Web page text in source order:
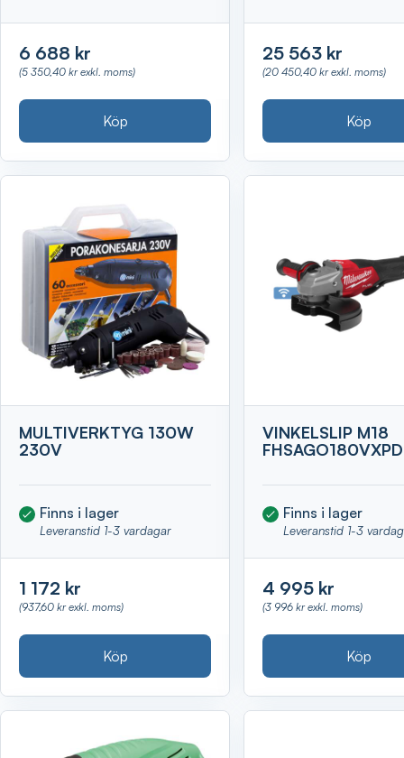
6 688 kr
(5 350,40 kr exkl. moms)
Köp
25 563 kr
(20 450,40 kr exkl. moms)
Köp
MULTIVERKTYG 130W
230V
Finns i lager
Leveranstid 1-3 vardagar
1 172 kr
(937,60 kr exkl. moms)
Köp
VINKELSLIP M18
Finns i lager
Leveranstid 1-3
4 995 kr
(3 996 kr exkl. moms)
Köp